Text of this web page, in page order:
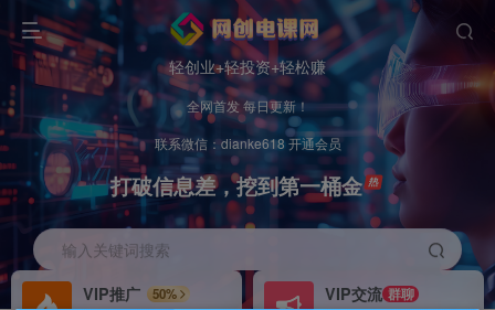
轻创业+轻投资+轻松赚
全网首发 每日更新！
联系微信：dianke618 开通会员
打破信息差，挖到第一桶金
输入关键词搜索
VIP推广
50%
VIP交流 群聊